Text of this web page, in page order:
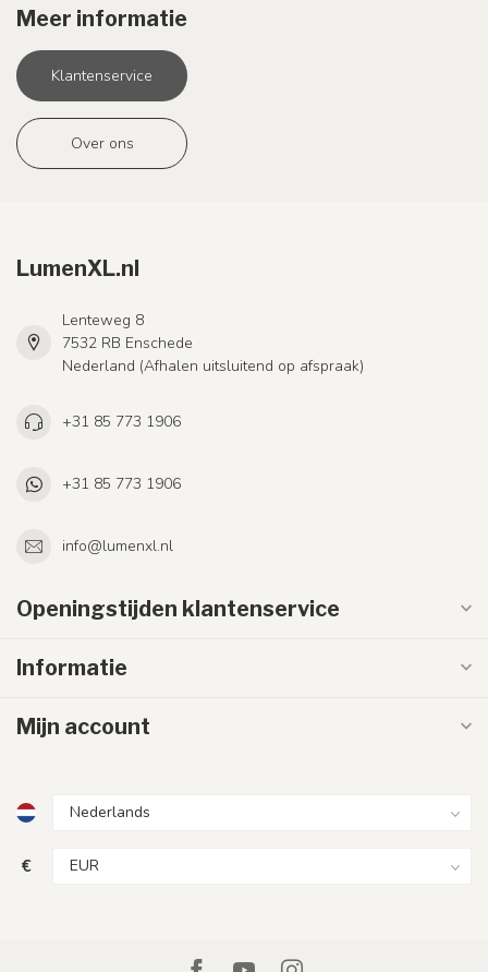
Meer informatie
Klantenservice
Over ons
LumenXL.nl
Lenteweg 8
7532 RB Enschede
Nederland (Afhalen uitsluitend op afspraak)
+31 85 773 1906
+31 85 773 1906
info@lumenxl.nl
Openingstijden klantenservice
Informatie
Mijn account
€